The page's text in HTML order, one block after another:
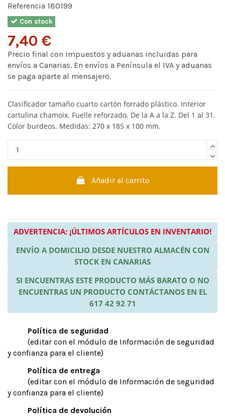
Referencia 180199
Con stock
7,40 €
Precio final con impuestos y aduanas incluidas para
envíos a Canarias. En envíos a Península el IVA y aduanas
se paga aparte al mensajero.
Clasificador tamaño cuarto cartón forrado plástico. Interior
cartulina chamoix. Fuelle reforzado. De la A a la Z. Del 1 al 31.
Color burdeos. Medidas: 270 x 185 x 100 mm.
Añadir al carrito
ADVERTENCIA: ¡ÚLTIMOS ARTÍCULOS EN INVENTARIO!
ENVÍO A DOMICILIO DESDE NUESTRO ALMACÉN CON
STOCK EN CANARIAS
SI ENCUENTRAS ESTE PRODUCTO MÁS BARATO O NO
ENCUENTRAS UN PRODUCTO CONTÁCTANOS EN EL
617 42 92 71
Política de seguridad
(editar con el módulo de Información de seguridad
y confianza para el cliente)
Política de entrega
(editar con el módulo de Información de seguridad
y confianza para el cliente)
Política de devolución